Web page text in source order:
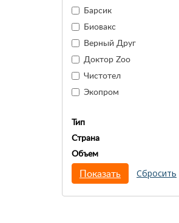
Барсик
Биовакс
Верный Друг
Доктор Zoo
Чистотел
Экопром
Тип
Страна
Объем
Показать Сбросить